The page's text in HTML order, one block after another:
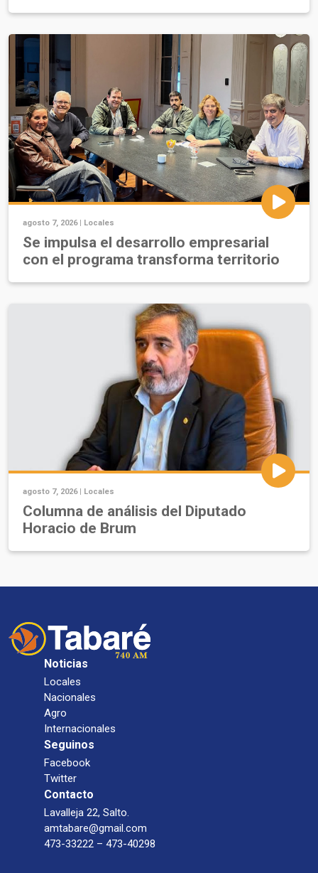
agosto 7, 2026 | Locales
Se impulsa el desarrollo empresarial
con el programa transforma territorio
agosto 7, 2026 | Locales
Columna de análisis del Diputado
Horacio de Brum
Noticias
Locales
Nacionales
Agro
Internacionales
Seguinos
Facebook
Twitter
Contacto
Lavalleja 22, Salto.
amtabare@gmail.com
473-33222 – 473-40298